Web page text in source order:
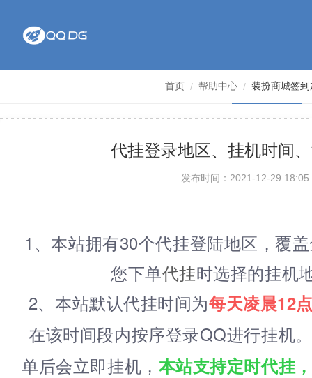
首页 帮助中心 装扮商城签
代挂登录地区、挂机时间
发布时间：2021-12-29 18:05
1、本站拥有30个代挂登陆地区，覆
您下单代挂时选择的挂机
2、本站默认代挂时间为每天凌晨12
在该时间段内按序登录QQ进行挂机
单后会立即挂机， 本站支持定时代挂